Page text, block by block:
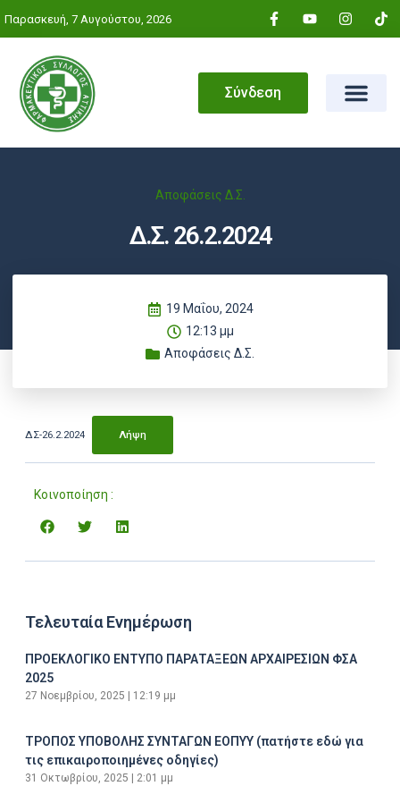
Παρασκευή, 7 Αυγούστου, 2026
Σύνδεση
Αποφάσεις Δ.Σ.
Δ.Σ. 26.2.2024
19 Μαΐου, 2024
12:13 μμ
Αποφάσεις Δ.Σ.
ΔΣ-26.2.2024 Λήψη
Κοινοποίηση :
Τελευταία Ενημέρωση
ΠΡΟΕΚΛΟΓΙΚΟ ΕΝΤΥΠΟ ΠΑΡΑΤΑΞΕΩΝ ΑΡΧΑΙΡΕΣΙΩΝ ΦΣΑ
2025
27 Νοεμβρίου, 2025 12:19 μμ
ΤΡΟΠΟΣ ΥΠΟΒΟΛΗΣ ΣΥΝΤΑΓΩΝ ΕΟΠΥΥ (πατήστε εδώ για
τις επικαιροποιημένες οδηγίες)
31 Οκτωβρίου, 2025 2:01 μμ